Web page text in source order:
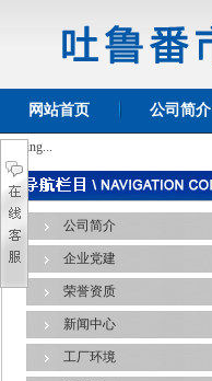
网站首页 公司简介
Loading...
公司简介
企业党建
荣誉资质
新闻中心
工厂环境